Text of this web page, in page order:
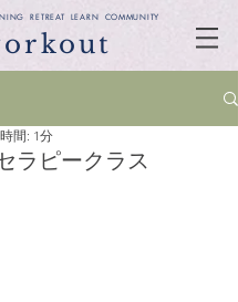
RETREAT LEARN COMMUNITY
ラピークラス
間: 1分